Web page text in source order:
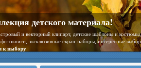
детского материала!
и векторный клипарт, детские шаблоны и
эксклюзивные скрап-наборы, интересные
к выбору